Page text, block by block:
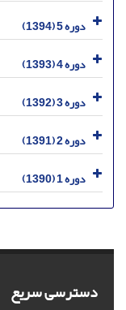
دوره 5 (1394)
دوره 4 (1393)
دوره 3 (1392)
دوره 2 (1391)
دوره 1 (1390)
دسترسی سریع